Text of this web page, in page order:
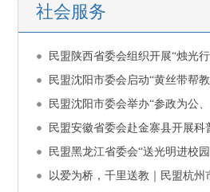
社会服务
民盟陕西省委会组织开展“烛光
民盟沈阳市委会启动“黄丝带帮
民盟沈阳市委会举办“参政为公
民盟安徽省委会赴金寨县开展
民盟黑龙江省委会“送光明进校
以爱为桥，千里送教｜民盟杭